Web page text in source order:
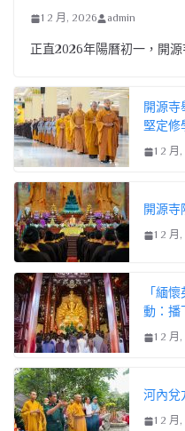
1 2 月, 2026 admin
正直2026年陽曆初一，開源
開源寺
堅定修
1 2 月
開源
1 2 月
「緬
動：播
1 2 月
河內兌
1 2 月